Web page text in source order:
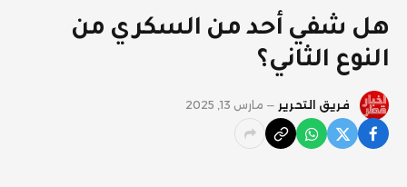
هل شفي أحد من السكري من
النوع الثاني؟
فريق التحرير مارس 13, 2025